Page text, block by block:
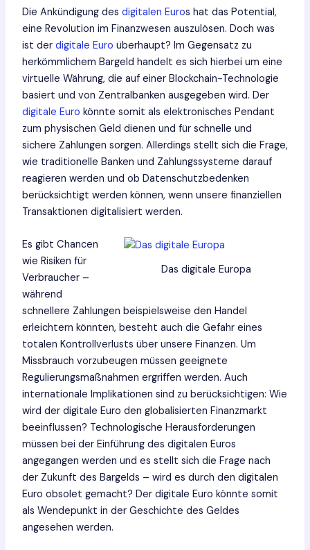
Die Ankündigung des digitalen Euros hat das Potential,
eine Revolution im Finanzwesen auszulösen. Doch was
ist der digitale Euro überhaupt? Im Gegensatz zu
herkömmlichem Bargeld handelt es sich hierbei um eine
virtuelle Währung, die auf einer Blockchain-Technologie
basiert und von Zentralbanken ausgegeben wird. Der
digitale Euro könnte somit als elektronisches Pendant
zum physischen Geld dienen und für schnelle und
sichere Zahlungen sorgen. Allerdings stellt sich die Frage,
wie traditionelle Banken und Zahlungssysteme darauf
reagieren werden und ob Datenschutzbedenken
berücksichtigt werden können, wenn unsere finanziellen
Transaktionen digitalisiert werden.
Das digitale Europa
Es gibt Chancen
wie Risiken für
Verbraucher –
während
schnellere Zahlungen beispielsweise den Handel
erleichtern könnten, besteht auch die Gefahr eines
totalen Kontrollverlusts über unsere Finanzen. Um
Missbrauch vorzubeugen müssen geeignete
Regulierungsmaßnahmen ergriffen werden. Auch
internationale Implikationen sind zu berücksichtigen: Wie
wird der digitale Euro den globalisierten Finanzmarkt
beeinflussen? Technologische Herausforderungen
müssen bei der Einführung des digitalen Euros
angegangen werden und es stellt sich die Frage nach
der Zukunft des Bargelds – wird es durch den digitalen
Euro obsolet gemacht? Der digitale Euro könnte somit
als Wendepunkt in der Geschichte des Geldes
angesehen werden.